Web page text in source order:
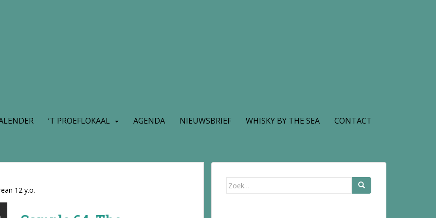
’T PROEFLOKAAL AGENDA NIEUWSBRIEF WHISKY BY THE SEA CONTACT
12 y.o.
Zoek